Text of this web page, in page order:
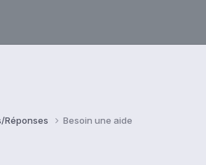
Réponses Besoin une aide